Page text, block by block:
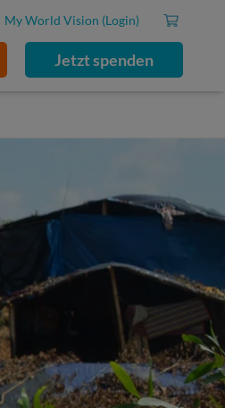
Jetzt spenden
My World Vision (Login)